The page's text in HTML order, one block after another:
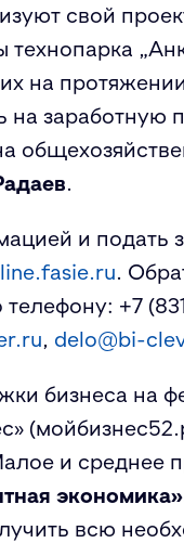
свой
на
заработную
.
и подать
.
+7
, delo@bi-
бизнеса на
и среднее
всю